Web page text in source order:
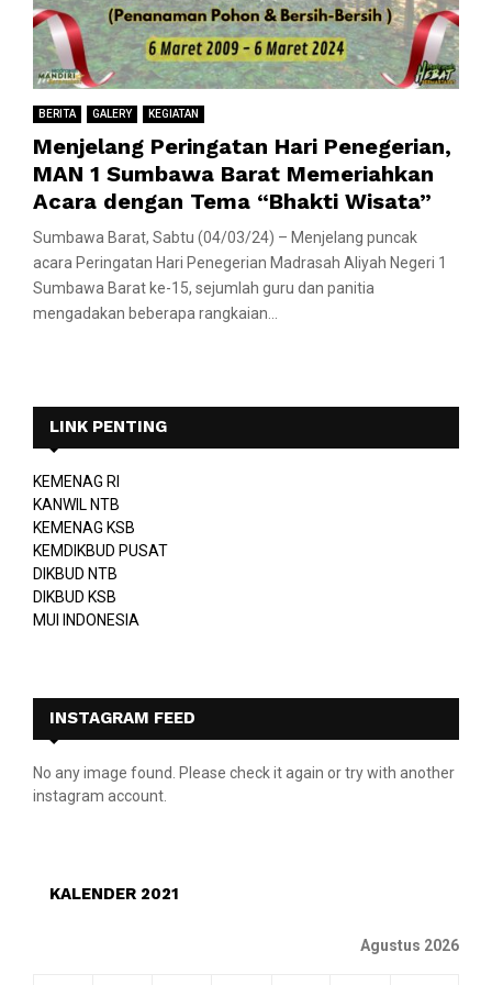
BERITA GALERY KEGIATAN
Menjelang Peringatan Hari Penegerian,
MAN 1 Sumbawa Barat Memeriahkan
Acara dengan Tema “Bhakti Wisata”
Sumbawa Barat, Sabtu (04/03/24) – Menjelang puncak
acara Peringatan Hari Penegerian Madrasah Aliyah Negeri 1
Sumbawa Barat ke-15, sejumlah guru dan panitia
mengadakan beberapa rangkaian...
LINK PENTING
KEMENAG RI
KANWIL NTB
KEMENAG KSB
KEMDIKBUD PUSAT
DIKBUD NTB
DIKBUD KSB
MUI INDONESIA
INSTAGRAM FEED
No any image found. Please check it again or try with another
instagram account.
KALENDER 2021
Agustus 2026